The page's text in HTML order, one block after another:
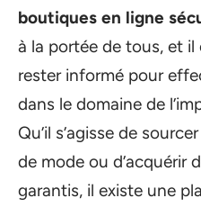
boutiques en ligne
à la portée de tous, et
rester informé pour
dans le domaine de
Qu’il s’agisse de
de mode ou d’acquérir
garantis, il existe une